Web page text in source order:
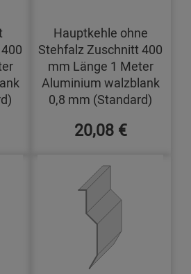
Hauptkehle ohne
Stehfalz Zuschnitt 400
mm Länge 1 Meter
Aluminium walzblank
0,8 mm (Standard)
20,08 €